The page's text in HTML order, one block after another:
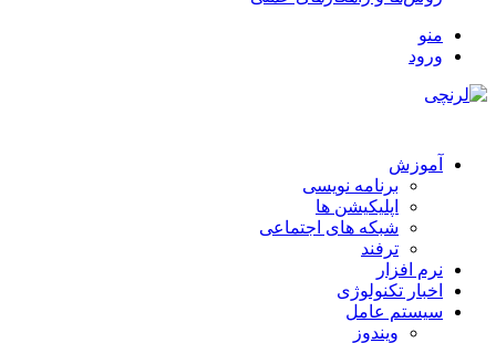
منو
ورود
آموزش
برنامه نویسی
اپلیکیشن ها
شبکه های اجتماعی
ترفند
نرم افزار
اخبار تکنولوژی
سیستم عامل
ویندوز